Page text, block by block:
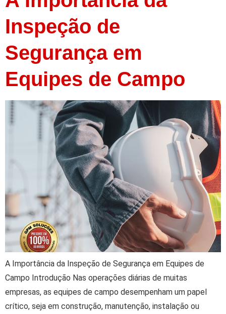
Inspeção de
Segurança em
Equipes de Campo
A Importância da Inspeção de Segurança em Equipes de
Campo Introdução Nas operações diárias de muitas
empresas, as equipes de campo desempenham um papel
crítico, seja em construção, manutenção, instalação ou